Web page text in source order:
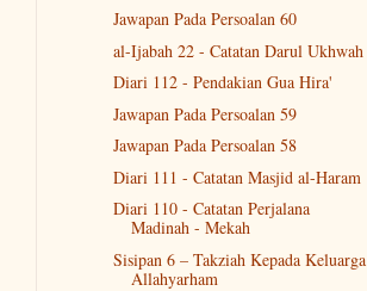
Jawapan Pada Persoalan 60
al-Ijabah 22 - Catatan Darul Ukhwah
Diari 112 - Pendakian Gua Hira'
Jawapan Pada Persoalan 59
Jawapan Pada Persoalan 58
Diari 111 - Catatan Masjid al-Haram
Diari 110 - Catatan Perjalana
Madinah - Mekah
Sisipan 6 – Takziah Kepada Keluarga
Allahyarham